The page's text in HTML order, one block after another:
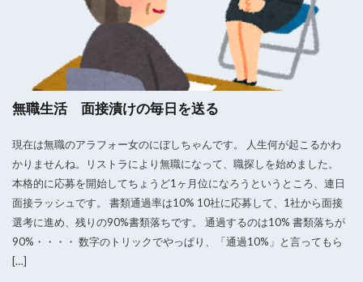
無職生活 面接漬けの毎日を送る
現在は無職のアラフォー女のにぼしちゃんです。 人生何が起こるかわ
かりませんね。リストラにより無職になって、職探しを始めました。
本格的に応募を開始してちょうど1ヶ月位になろうというところ、連日
面接ラッシュです。 書類通過率は10% 10社に応募して、1社から面接
選考に進め、残りの90%書類落ちです。 通過するのは10% 書類落ちが
90%・・・・ 数字のトリックでやっぱり、「通過10%」と言ってもら
[…]